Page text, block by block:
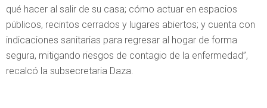
qué hacer al salir de su casa; cómo actuar en espacios
públicos, recintos cerrados y lugares abiertos; y cuenta con
indicaciones sanitarias para regresar al hogar de forma
segura, mitigando riesgos de contagio de la enfermedad”,
recalcó la subsecretaria Daza.